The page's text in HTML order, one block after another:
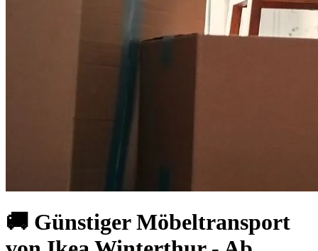
🚚 Günstiger Möbeltransport